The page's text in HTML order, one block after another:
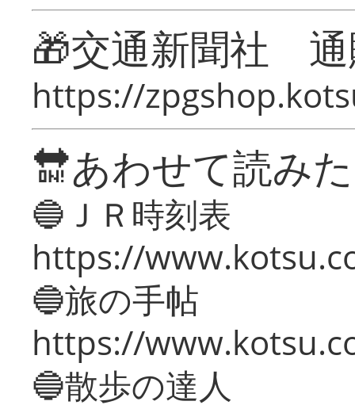
🎁交通新聞社
https://
🔛あわせて読み
🔵ＪＲ時刻表
https://
🔵旅の手帖
https://
🔵散歩の達人